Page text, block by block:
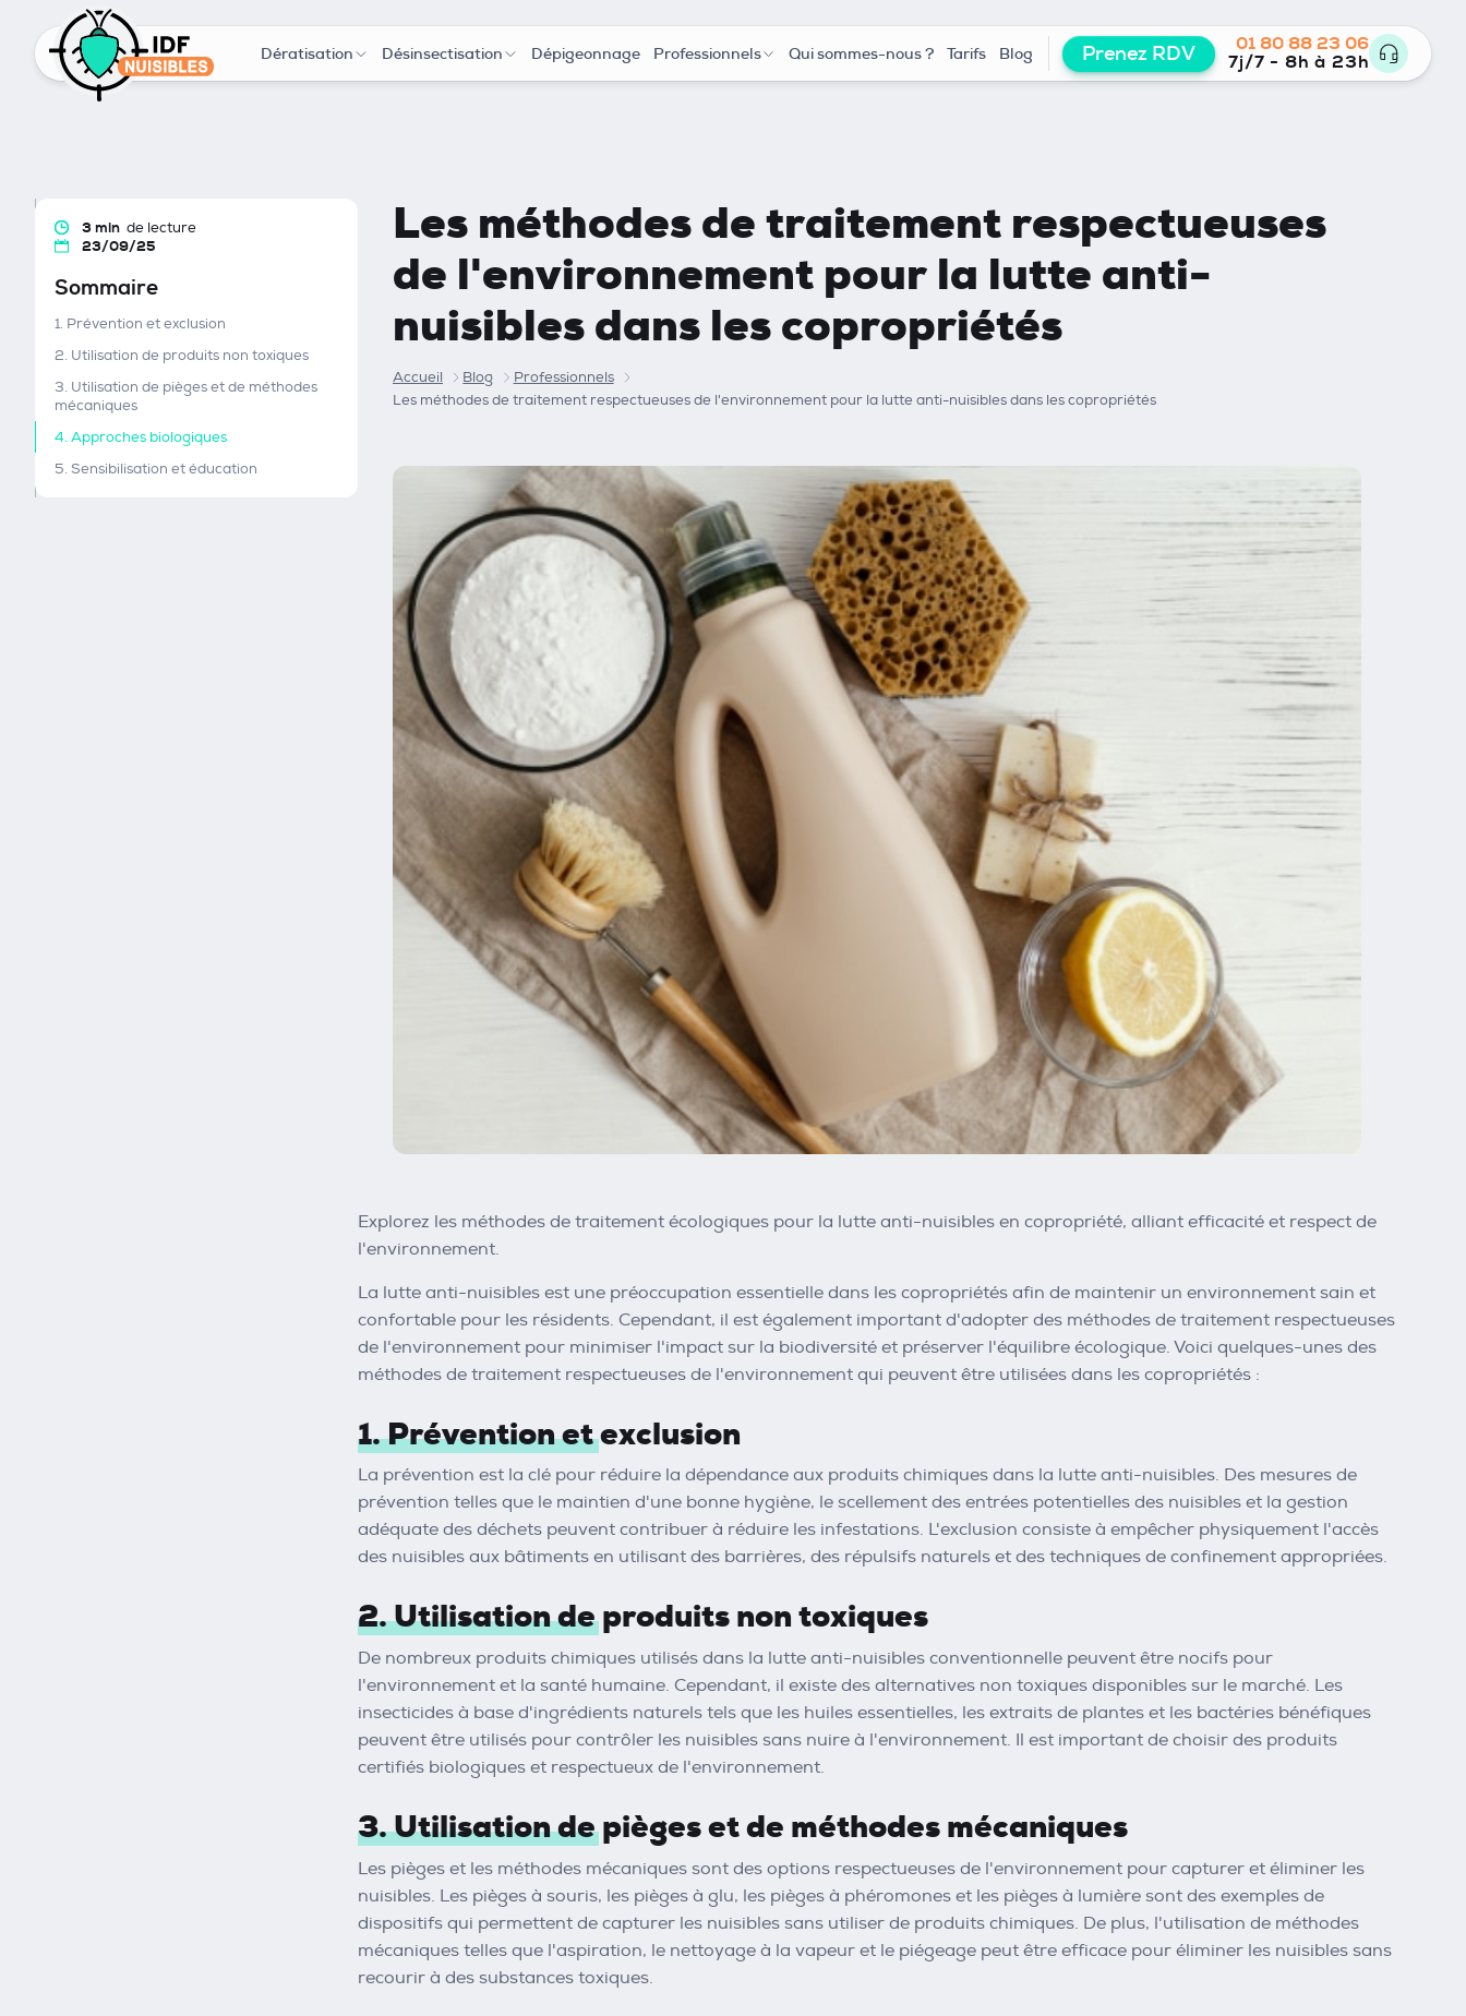
Dératisation Désinsectisation Dépigeonnage Professionnels Qui sommes-nous ? Tarifs Blog Prenez RDV
01 80 88 23 06
7j/7 - 8h à 23h
3 min de lecture
23/09/25
Sommaire
1. Prévention et exclusion
2. Utilisation de produits non toxiques
3. Utilisation de pièges et de méthodes
mécaniques
4. Approches biologiques
5. Sensibilisation et éducation
Les méthodes de traitement respectueuses
de l'environnement pour la lutte anti-
nuisibles dans les copropriétés
Accueil Blog
Professionnels
Les méthodes de traitement respectueuses de l'environnement pour la lutte anti-nuisibles dans les copropriétés
Explorez les méthodes de traitement écologiques pour la lutte anti-nuisibles en copropriété, alliant efficacité et respect de
l'environnement.
La lutte anti-nuisibles est une préoccupation essentielle dans les copropriétés afin de maintenir un environnement sain et
confortable pour les résidents. Cependant, il est également important d'adopter des méthodes de traitement respectueuses
de l'environnement pour minimiser l'impact sur la biodiversité et préserver l'équilibre écologique. Voici quelques-unes des
méthodes de traitement respectueuses de l'environnement qui peuvent être utilisées dans les copropriétés :
1. Prévention et exclusion
La prévention est la clé pour réduire la dépendance aux produits chimiques dans la lutte anti-nuisibles. Des mesures de
prévention telles que le maintien d'une bonne hygiène, le scellement des entrées potentielles des nuisibles et la gestion
adéquate des déchets peuvent contribuer à réduire les infestations. L'exclusion consiste à empêcher physiquement l'accès
des nuisibles aux bâtiments en utilisant des barrières, des répulsifs naturels et des techniques de confinement appropriées.
2. Utilisation de produits non toxiques
De nombreux produits chimiques utilisés dans la lutte anti-nuisibles conventionnelle peuvent être nocifs pour
l'environnement et la santé humaine. Cependant, il existe des alternatives non toxiques disponibles sur le marché. Les
insecticides à base d'ingrédients naturels tels que les huiles essentielles, les extraits de plantes et les bactéries bénéfiques
peuvent être utilisés pour contrôler les nuisibles sans nuire à l'environnement. Il est important de choisir des produits
certifiés biologiques et respectueux de l'environnement.
3. Utilisation de pièges et de méthodes mécaniques
Les pièges et les méthodes mécaniques sont des options respectueuses de l'environnement pour capturer et éliminer les
nuisibles. Les pièges à souris, les pièges à glu, les pièges à phéromones et les pièges à lumière sont des exemples de
dispositifs qui permettent de capturer les nuisibles sans utiliser de produits chimiques. De plus, l'utilisation de méthodes
mécaniques telles que l'aspiration, le nettoyage à la vapeur et le piégeage peut être efficace pour éliminer les nuisibles sans
recourir à des substances toxiques.